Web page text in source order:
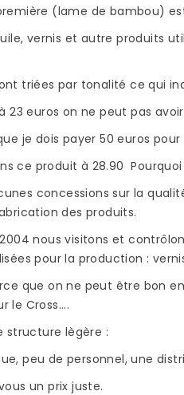
(lame de bambou)
vernis et autre produits
triées par tonalité ce qui
à 23 euros on ne peut pas
je dois payer 50 euros
ce produit à 28.90
concessions sur la
des produits.
2004 nous visitons et
pour la production :
que on ne peut être bon
le Cross....
structure lègère :
peu de personnel, une
un prix juste.